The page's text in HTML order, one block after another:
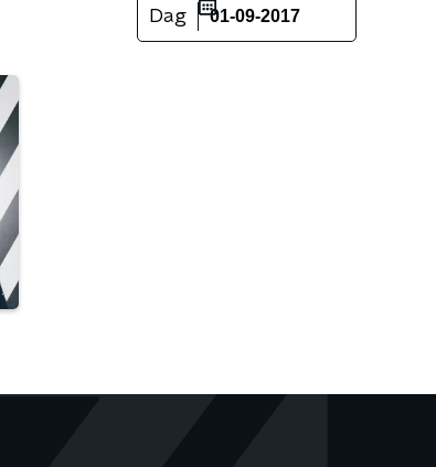
Dag 01-09-2017